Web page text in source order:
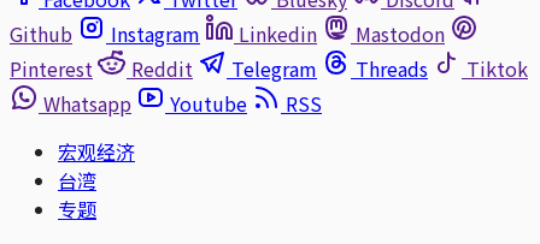
Github
Instagram Linkedin
Mastodon
Pinterest
Reddit Telegram Threads
Tiktok
Whatsapp
Youtube
RSS
宏观经济
台湾
专题